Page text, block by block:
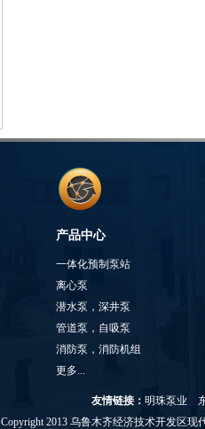
产品中心
一体化预制泵站
离心泵
潜水泵，深井泵
管道泵，自吸泵
消防泵，消防机组
更多...
友情链接： 明珠泵业
Copyright 2013 乌鲁木齐经济技术开发区